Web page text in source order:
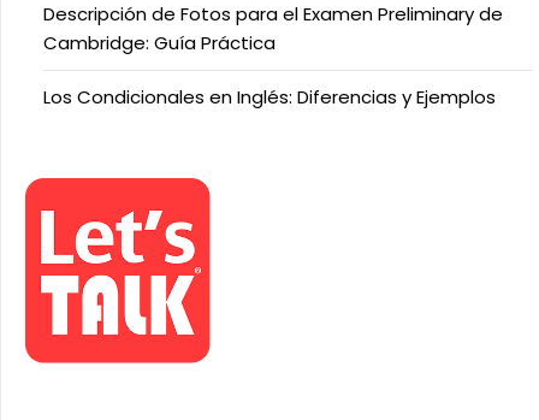
Descripción de Fotos para el Examen Preliminary de
Cambridge: Guía Práctica
Los Condicionales en Inglés: Diferencias y Ejemplos